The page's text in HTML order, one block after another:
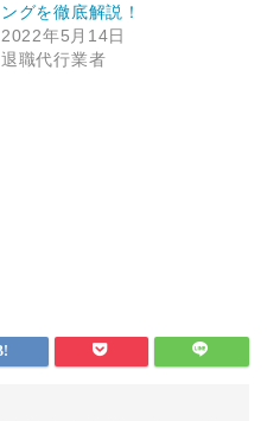
ングを徹底解説！
2022年5月14日
退職代行業者